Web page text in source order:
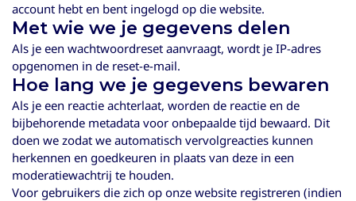
account hebt en bent ingelogd op die website.
Met wie we je gegevens delen
Als je een wachtwoordreset aanvraagt, wordt je IP-adres
opgenomen in de reset-e-mail.
Hoe lang we je gegevens bewaren
Als je een reactie achterlaat, worden de reactie en de
bijbehorende metadata voor onbepaalde tijd bewaard. Dit
doen we zodat we automatisch vervolgreacties kunnen
herkennen en goedkeuren in plaats van deze in een
moderatiewachtrij te houden.
Voor gebruikers die zich op onze website registreren (indien